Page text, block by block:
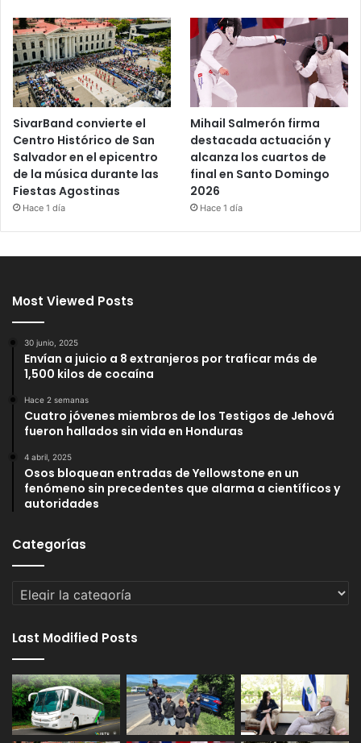
SivarBand convierte el
Centro Histórico de San
Salvador en el epicentro
de la música durante las
Fiestas Agostinas
Hace 1 día
Mihail Salmerón firma
destacada actuación y
alcanza los cuartos de
final en Santo Domingo
2026
Hace 1 día
Most Viewed Posts
30 junio, 2025
Envían a juicio a 8 extranjeros por traficar más de
1,500 kilos de cocaína
Hace 2 semanas
Cuatro jóvenes miembros de los Testigos de Jehová
fueron hallados sin vida en Honduras
4 abril, 2025
Osos bloquean entradas de Yellowstone en un
fenómeno sin precedentes que alarma a científicos y
autoridades
Categorías
Categorías
Last Modified Posts